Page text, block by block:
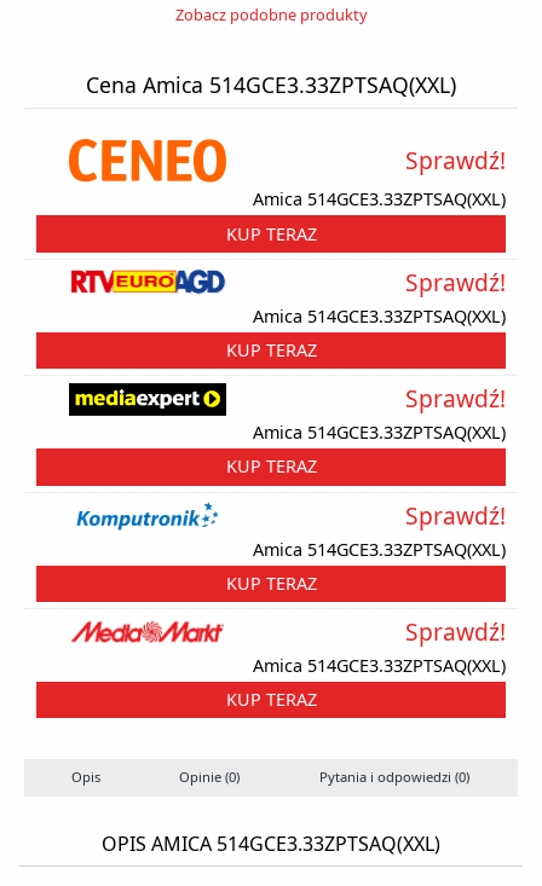
Zobacz podobne produkty
Cena Amica 514GCE3.33ZPTSAQ(XXL)
Amica 514GCE3.33ZPTSAQ(XXL)
Sprawdź!
KUP TERAZ
Amica 514GCE3.33ZPTSAQ(XXL)
Sprawdź!
KUP TERAZ
Amica 514GCE3.33ZPTSAQ(XXL)
Sprawdź!
KUP TERAZ
Amica 514GCE3.33ZPTSAQ(XXL)
Sprawdź!
KUP TERAZ
Amica 514GCE3.33ZPTSAQ(XXL)
Sprawdź!
KUP TERAZ
Opis Opinie (0) Pytania i odpowiedzi (0)
OPIS AMICA 514GCE3.33ZPTSAQ(XXL)